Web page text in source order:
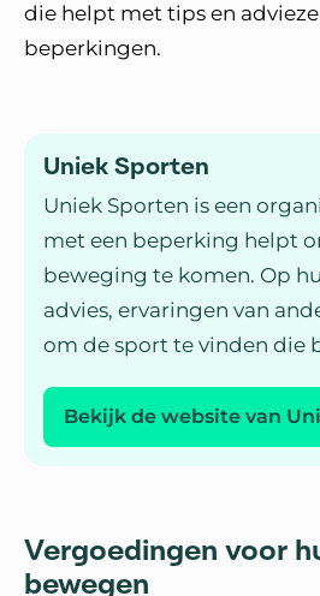
die helpt met tips en
beperkingen.
Uniek Sporten
Uniek Sporten is een
met een beperking helpt
beweging te komen. Op
advies, ervaringen van
om de sport te vinden die
Bekijk de website van
Vergoedingen voor
bewegen